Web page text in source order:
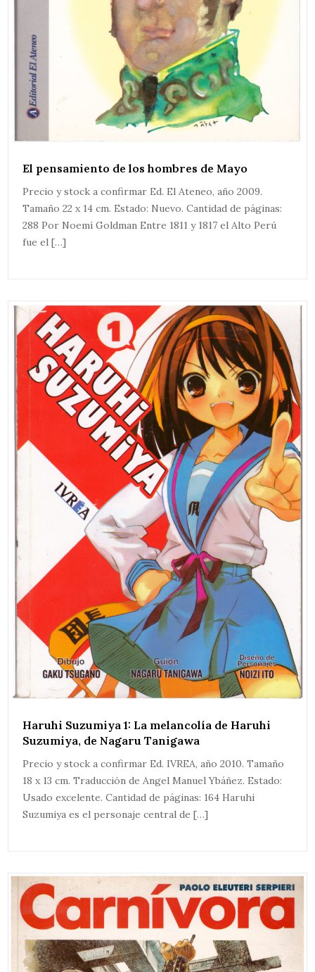
El pensamiento de los hombres de Mayo
Precio y stock a confirmar Ed. El Ateneo, año 2009.
Tamaño 22 x 14 cm. Estado: Nuevo. Cantidad de páginas:
288 Por Noemí Goldman Entre 1811 y 1817 el Alto Perú
fue el […]
Haruhi Suzumiya 1: La melancolía de Haruhi
Suzumiya, de Nagaru Tanigawa
Precio y stock a confirmar Ed. IVREA, año 2010. Tamaño
18 x 13 cm. Traducción de Angel Manuel Ybáñez. Estado:
Usado excelente. Cantidad de páginas: 164 Haruhi
Suzumiya es el personaje central de […]